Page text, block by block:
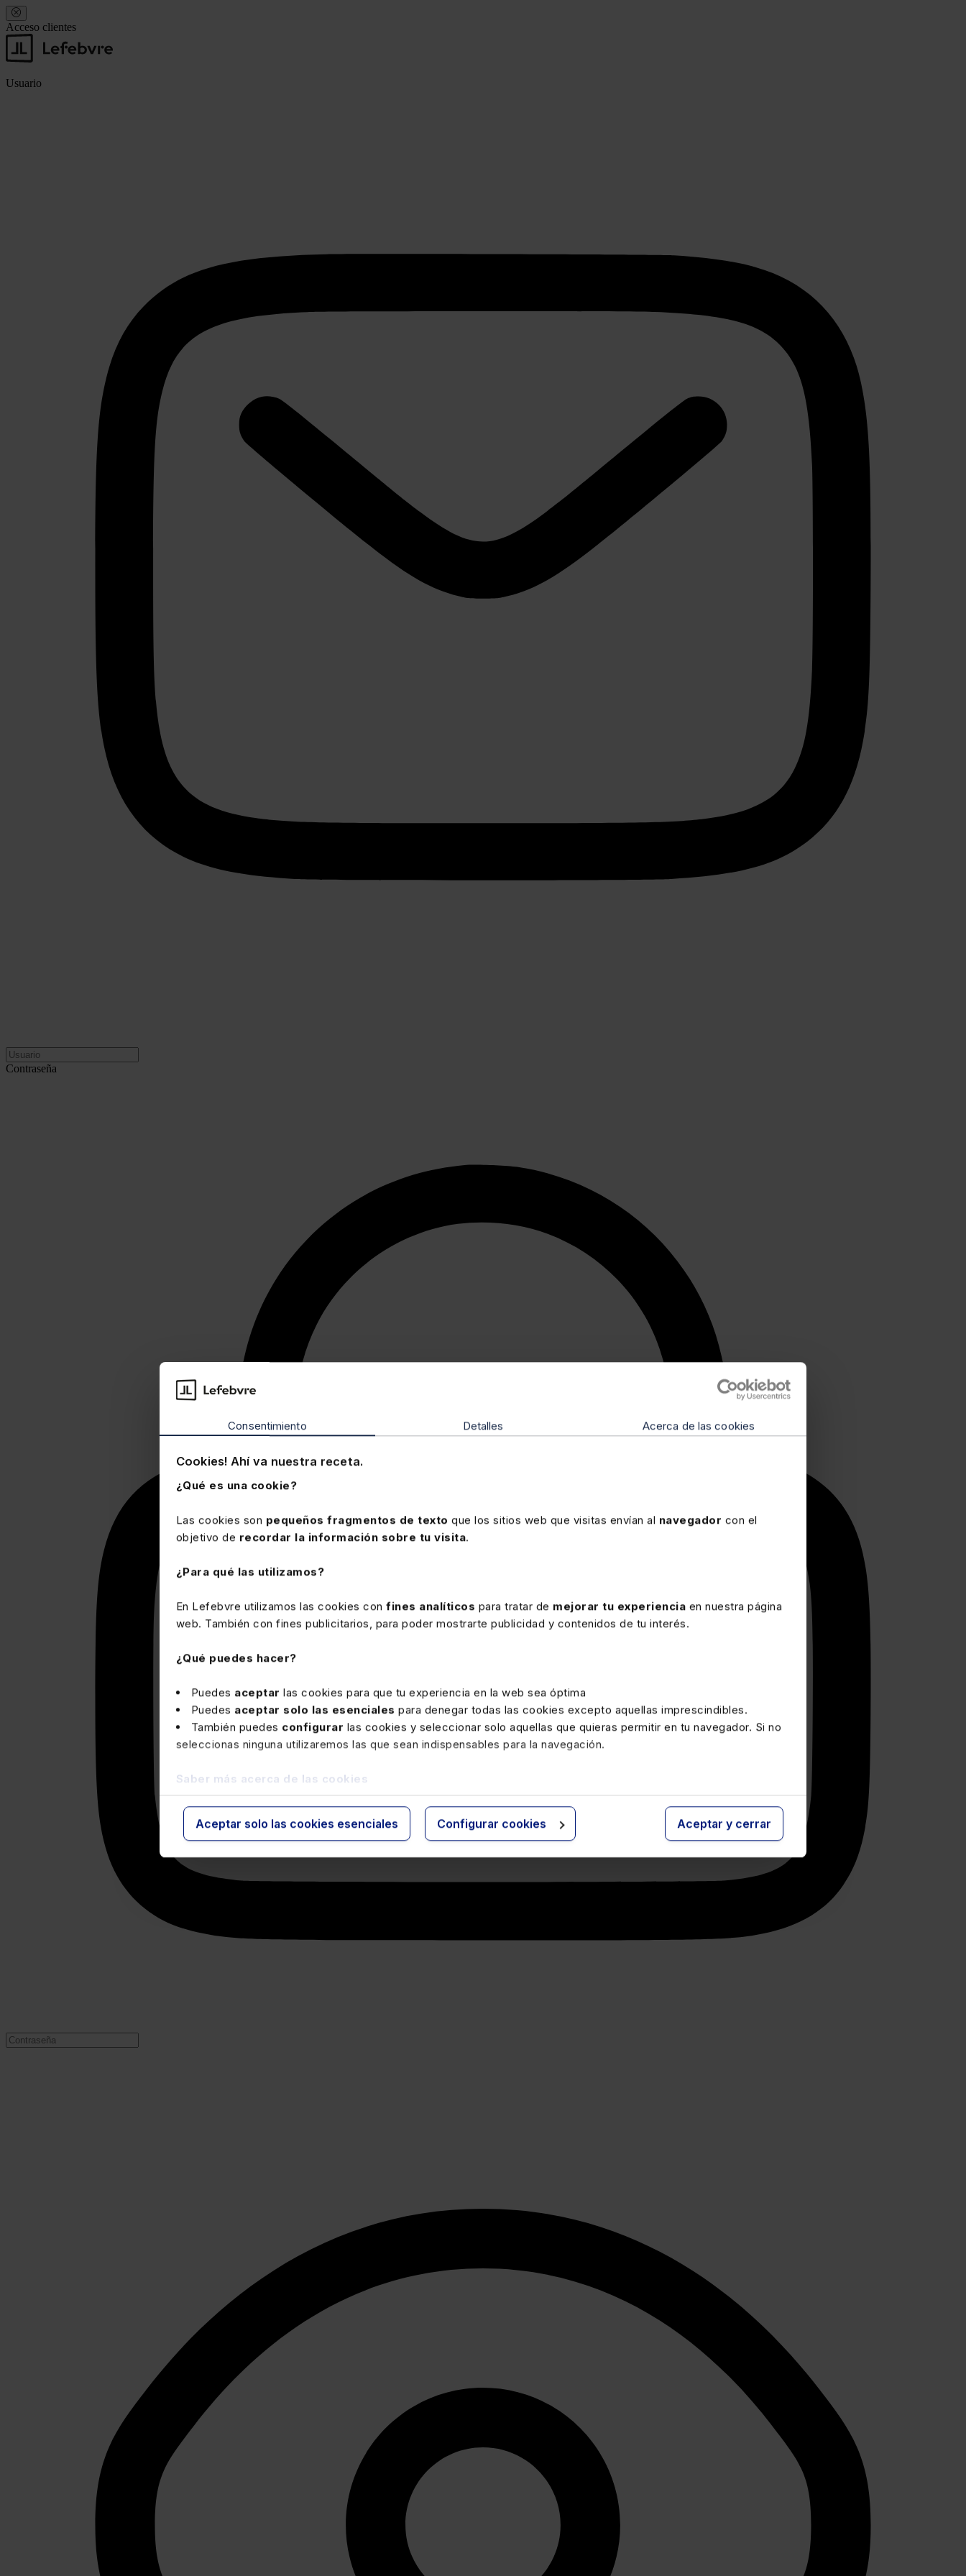
Consentimiento Detalles Acerca de las cookies
Cookies! Ahí va nuestra receta.
¿Qué es una cookie?
Las cookies son pequeños fragmentos de texto que los sitios web que visitas envían al navegador con el
objetivo de recordar la información sobre tu visita.
¿Para qué las utilizamos?
En Lefebvre utilizamos las cookies con fines analíticos para tratar de mejorar tu experiencia en nuestra página
web. También con fines publicitarios, para poder mostrarte publicidad y contenidos de tu interés.
¿Qué puedes hacer?
Puedes aceptar las cookies para que tu experiencia en la web sea óptima
Puedes aceptar solo las esenciales para denegar todas las cookies excepto aquellas imprescindibles.
También puedes configurar las cookies y seleccionar solo aquellas que quieras permitir en tu navegador. Si no
seleccionas ninguna utilizaremos las que sean indispensables para la navegación.
Saber más acerca de las cookies
Aceptar solo las cookies esenciales Configurar cookies Aceptar y cerrar
Acceso clientes
Usuario
Contraseña